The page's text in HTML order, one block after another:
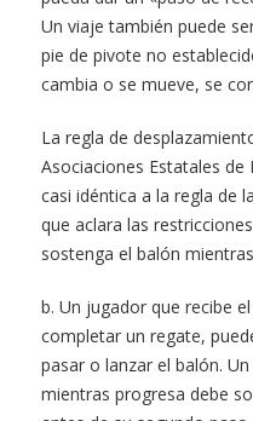
Un viaje también puede
pie de pivote no
cambia o se mueve, se
La regla de
Asociaciones Estatales de
casi idéntica a la regla de
que aclara las
sostenga el balón
b. Un jugador que recibe
completar un regate,
pasar o lanzar el balón.
mientras progresa debe